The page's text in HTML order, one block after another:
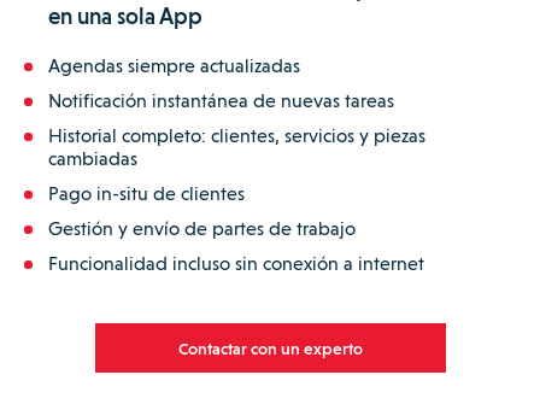
en una sola App
Agendas siempre actualizadas
Notificación instantánea de nuevas tareas
Historial completo: clientes, servicios y piezas
cambiadas
Pago in-situ de clientes
Gestión y envío de partes de trabajo
Funcionalidad incluso sin conexión a internet
Contactar con un experto